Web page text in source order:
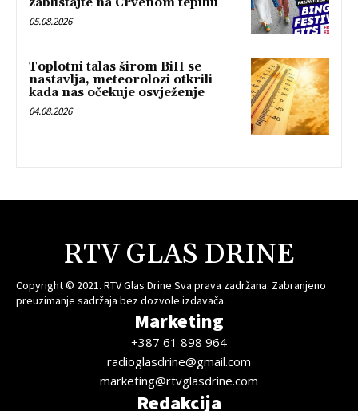
05.08.2026
Toplotni talas širom BiH se
nastavlja, meteorolozi otkrili
kada nas očekuje osvježenje
04.08.2026
RTV GLAS DRINE
Copyright © 2021. RTV Glas Drine Sva prava zadržana. Zabranjeno
preuzimanje sadržaja bez dozvole izdavača.
Marketing
+387 61 898 964
radioglasdrine@gmail.com
marketing@rtvglasdrine.com
Redakcija